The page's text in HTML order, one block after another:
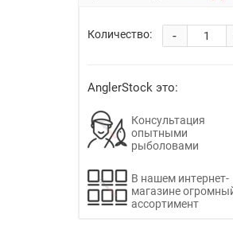
Количество: -
AnglerStock это:
Консультация
опытными
рыболовами
В нашем интернет-
магазине
ассортимент